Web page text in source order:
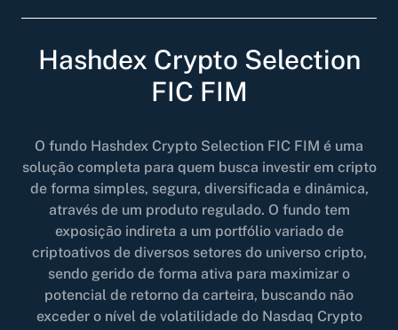
FOMO11 Risk Parity Momentum
DEFI11 DeFi
META11 Metaverso
GBTC11 Gold & Bitcoin
FUNDOS PASSIVOS
Hashdex 20 NCI
Hashdex 40 NCI
Hashdex Crypto Selection
FIC FIM
O fundo Hashdex Crypto Selection FIC FIM é uma
solução completa para quem busca investir em cripto
de forma simples, segura, diversificada e dinâmica,
através de um produto regulado. O fundo tem
exposição indireta a um portfólio variado de
criptoativos de diversos setores do universo cripto,
sendo gerido de forma ativa para maximizar o
potencial de retorno da carteira, buscando não
exceder o nível de volatilidade do Nasdaq Crypto